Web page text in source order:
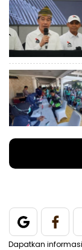
Dapatkan